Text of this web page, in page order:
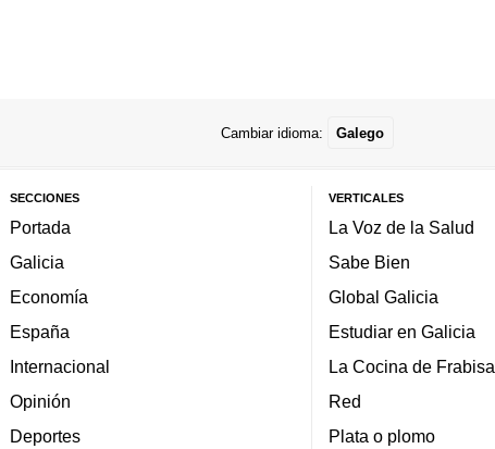
Cambiar idioma: Galego
SECCIONES
Portada
Galicia
Economía
España
Internacional
Opinión
Deportes
VERTICALES
La Voz de la Salud
Sabe Bien
Global Galicia
Estudiar en Galicia
La Cocina de Frabisa
Red
Plata o plomo